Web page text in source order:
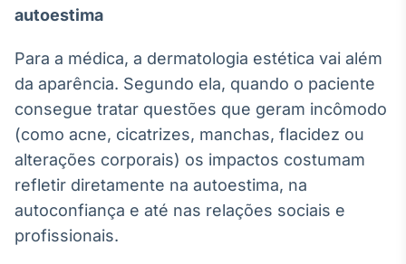
autoestima
Para a médica, a dermatologia estética vai além
da aparência. Segundo ela, quando o paciente
consegue tratar questões que geram incômodo
(como acne, cicatrizes, manchas, flacidez ou
alterações corporais) os impactos costumam
refletir diretamente na autoestima, na
autoconfiança e até nas relações sociais e
profissionais.